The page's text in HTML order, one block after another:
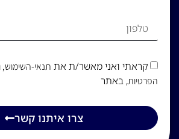
קראתי ואני מאשר/ת את תנאי-השימוש,
הפרטיות, באתר
צרו איתנו קשר